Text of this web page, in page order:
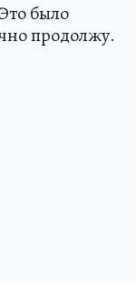
было
продолжу.